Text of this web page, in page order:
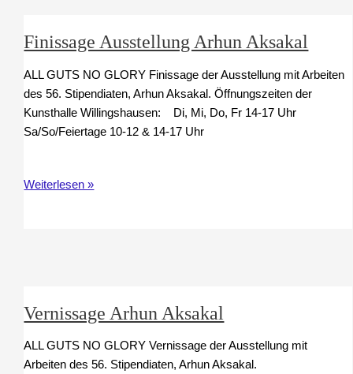
Finissage Ausstellung Arhun Aksakal
ALL GUTS NO GLORY Finissage der Ausstellung mit Arbeiten
des 56. Stipendiaten, Arhun Aksakal. Öffnungszeiten der
Kunsthalle Willingshausen: Di, Mi, Do, Fr 14-17 Uhr
Sa/So/Feiertage 10-12 & 14-17 Uhr
Finissage
Weiterlesen »
Vernissage Arhun Aksakal
ALL GUTS NO GLORY Vernissage der Ausstellung mit
Arbeiten des 56. Stipendiaten, Arhun Aksakal.